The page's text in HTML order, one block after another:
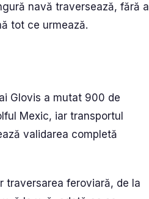
navă traversează, fără a
tot ce urmează.
Glovis a mutat 900 de
Mexic, iar transportul
validarea completă
traversarea feroviară, de la